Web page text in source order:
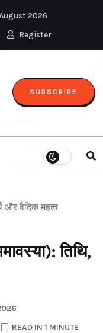
2026
Register
SUBSCRIBE
और वैदिक महत्व
तिथि,
READ IN 1 MINUTE